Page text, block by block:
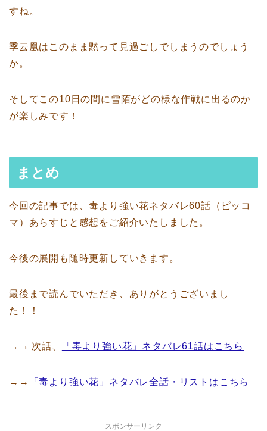
すね。
季云凰はこのまま黙って見過ごしでしまうのでしょう
か。
そしてこの10日の間に雪陌がどの様な作戦に出るのか
が楽しみです！
まとめ
今回の記事では、毒より強い花ネタバレ60話（ピッコ
マ）あらすじと感想をご紹介いたしました。
今後の展開も随時更新していきます。
最後まで読んでいただき、ありがとうございまし
た！！
→→ 次話、 「毒より強い花」ネタバレ61話はこちら
→→ 「毒より強い花」ネタバレ全話・リストはこちら
スポンサーリンク